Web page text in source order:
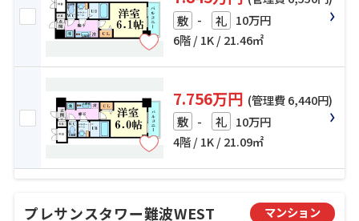
敷 - 礼 10万円
6階 / 1K / 21.46㎡
7.756万円 (管理費 6,440円)
敷 - 礼 10万円
4階 / 1K / 21.09㎡
プレサンスタワー難波WEST マンション